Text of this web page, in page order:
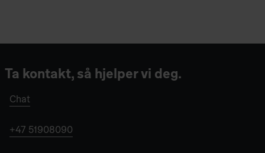
Ta kontakt, så hjelper vi deg.
Chat
+47 51908090